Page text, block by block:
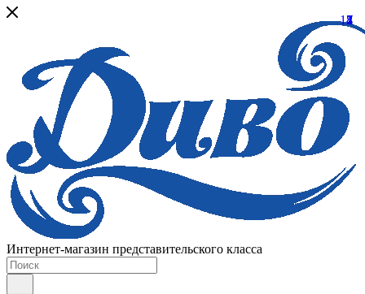
Интернет-магазин представительского класса
2
4
17
8
1
7